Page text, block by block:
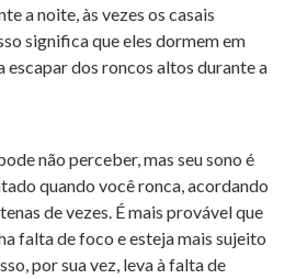
a noite, às vezes os casais
significa que eles dormem em
escapar dos roncos altos durante a
não perceber, mas seu sono é
quando você ronca, acordando
de vezes. É mais provável que
falta de foco e esteja mais sujeito
por sua vez, leva à falta de